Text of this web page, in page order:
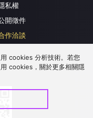
私權
開徵件
作洽談
cookies 分析技術。若您
cookies，關於更多相關隱